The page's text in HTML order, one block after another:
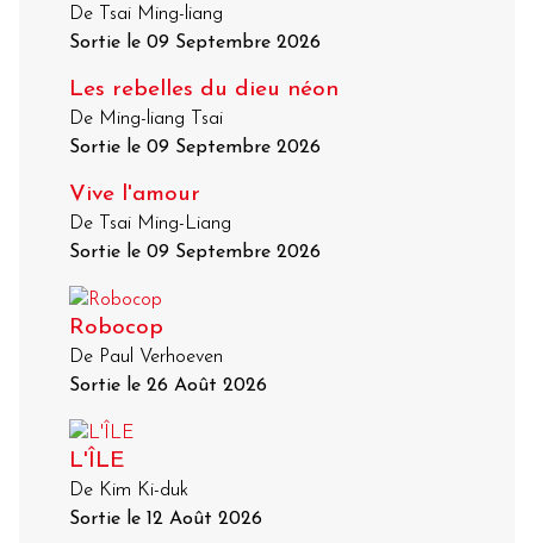
De Tsai Ming-liang
Sortie le 09 Septembre 2026
Les rebelles du dieu néon
De Ming-liang Tsai
Sortie le 09 Septembre 2026
Vive l'amour
De Tsai Ming-Liang
Sortie le 09 Septembre 2026
Robocop
De Paul Verhoeven
Sortie le 26 Août 2026
L'ÎLE
De Kim Ki-duk
Sortie le 12 Août 2026